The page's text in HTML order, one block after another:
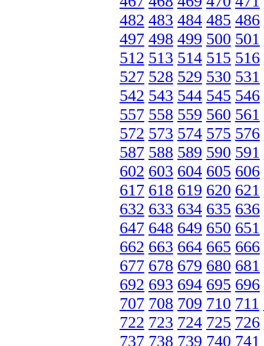
482 483 484 485 486
497 498 499 500 501
512 513 514 515 516
527 528 529 530 531
542 543 544 545 546
557 558 559 560 561
572 573 574 575 576
587 588 589 590 591
602 603 604 605 606
617 618 619 620 621
632 633 634 635 636
647 648 649 650 651
662 663 664 665 666
677 678 679 680 681
692 693 694 695 696
707 708 709 710 711
722 723 724 725 726
737 738 739 740 741